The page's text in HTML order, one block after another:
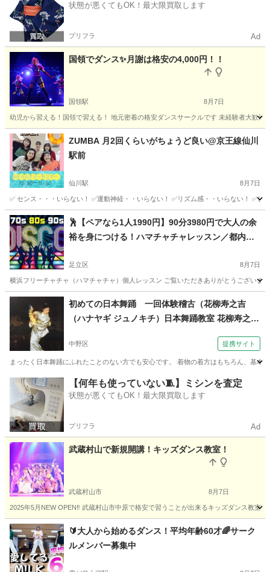
状態が悪くてもOK！最大限買取します
プリフラ Ad
国領でダンス✨月謝は格安の4,000円！！
国領駅 8月7日
幼児から習える！国領で習える！ 地元密着の格安ダンスサークルです 未経験者大
東京 調布市 ヒップホップ サークル
ZUMBA 月2回くらいがちょうど良い@京王線仙川
駅前
仙川駅 8月7日
✅ センス・・・いらない！ ✅運動神経・・いらない！ ✅リズム感・・いらない！ ✅
東京 調布市 仙川駅 ズンバ ZUMBA
🕺【ペアなら1人1990円】90分3980円で大人の余
裕を身につける！ハマチャチャレッスン／都内・
ッスン
足立区 8月7日
横浜フリーチャチャ（ハマチャチャ）個人レッスン ご覧いただきありがとうございま
東京 足立区 その他 ハマチャチャ
初めての日本舞踊 一回体験稽古（花柳寿之吉
（ハナヤギ ジュノキチ）日本舞踊教室 花柳寿之
中野区 提携サイト
まったく日本舞踊にふれたことのない方でも安心です。 着物の着方はもちろん、基
東京 中野区 その他
【何年も使っていない🧵】ミシンを査定
状態が悪くてもOK！最大限買取します
プリフラ Ad
武蔵村山で新規開講！キッズダンス教室！
武蔵村山市 8月7日
2025年5月NEW OPEN‼️ 武蔵村山市中原で格安で習うことが出来るキッズダンス教室
東京 武蔵村山市 ヒップホップ キッズダンス
🔰大人から始めるダンス！平均年齢60才🌈サーク
ルメンバー募集中